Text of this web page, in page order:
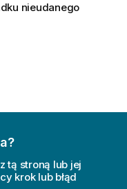
nieudanego
tą stroną lub jej
krok lub błąd